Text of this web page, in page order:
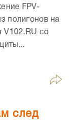
FPV-
полигонов на
V102.RU со
след